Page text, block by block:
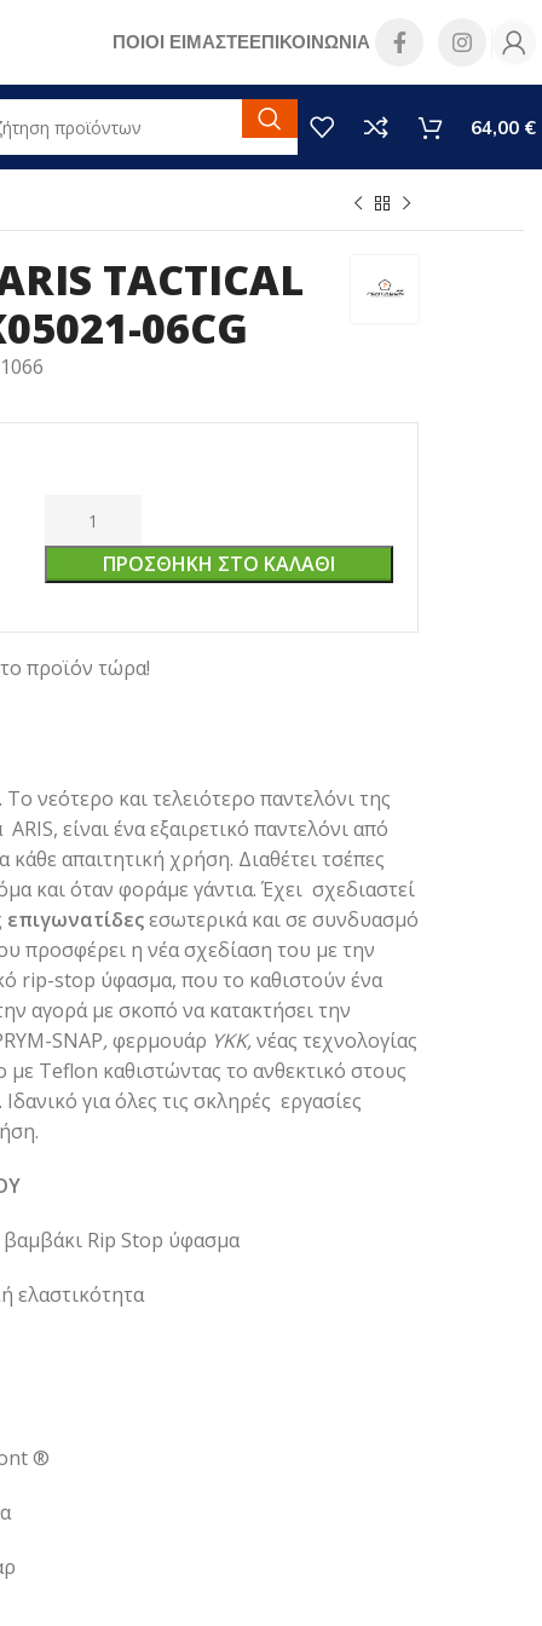
ΠΟΙΟΙ ΕΙΜΑΣΤΕΕΠΙΚΟΙΝΩΝΙΑ
64,00 €
TACTICAL
06CG
ΠΡΟΣΘΉΚΗ ΣΤΟ ΚΑΛΆΘΙ
προϊόν τώρα!
. Το νεότερο και τελειότερο παντελόνι της
είναι ένα εξαιρετικό παντελόνι από
απαιτητική χρήση. Διαθέτει τσέπες
και όταν φοράμε γάντια. Έχει σχεδιαστεί
επιγωνατίδεςεσωτερικά και σε συνδυασμό
προσφέρει η νέα σχεδίαση του με την
rip-stop ύφασμα, που το καθιστούν ένα
αγορά με σκοπό να κατακτήσει την
SNAP,φερμουάρ ΥΚΚ,νέας τεχνολογίας
με Teflon καθιστώντας το ανθεκτικό στους
για όλες τις σκληρές εργασίες
βαμβάκι Rip Stop ύφασμα
ελαστικότητα
®